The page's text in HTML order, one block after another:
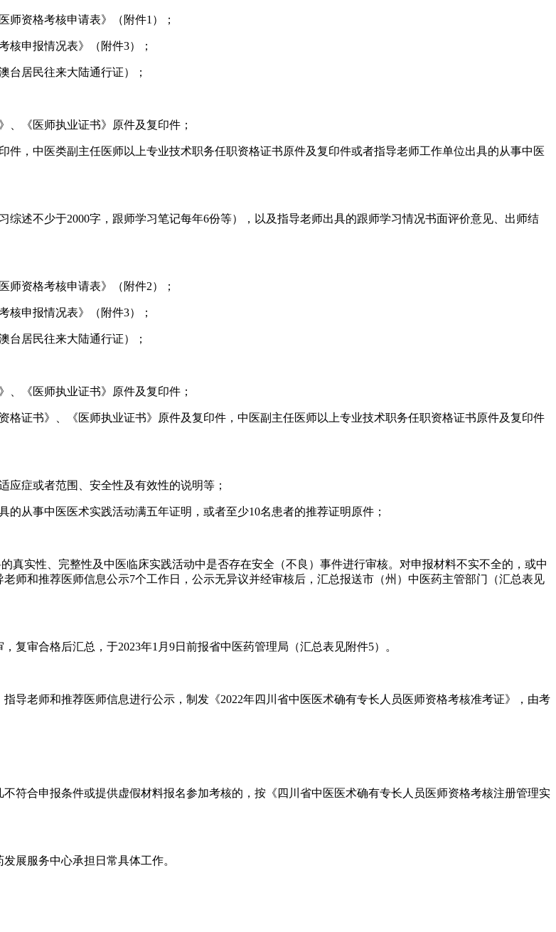
师资格考核申请表》（附件1）；
核申报情况表》（附件3）；
台居民往来大陆通行证）；
、《医师执业证书》原件及复印件；
件，中医类副主任医师以上专业技术职务任职资格证书原件及复印件或者指导老师工作单位出具的从事中医
综述不少于2000字，跟师学习笔记每年6份等），以及指导老师出具的跟师学习情况书面评价意见、出师结
师资格考核申请表》（附件2）；
核申报情况表》（附件3）；
台居民往来大陆通行证）；
、《医师执业证书》原件及复印件；
格证书》、《医师执业证书》原件及复印件，中医副主任医师以上专业技术职务任职资格证书原件及复印件
应症或者范围、安全性及有效性的说明等；
从事中医医术实践活动满五年证明，或者至少10名患者的推荐证明原件；
真实性、完整性及中医临床实践活动中是否存在安全（不良）事件进行审核。对申报材料不实不全的，或中
师和推荐医师信息公示7个工作日，公示无异议并经审核后，汇总报送市（州）中医药主管部门（汇总表见
审合格后汇总，于2023年1月9日前报省中医药管理局（汇总表见附件5）。
导老师和推荐医师信息进行公示，制发《2022年四川省中医医术确有专长人员医师资格考核准考证》，由考
符合申报条件或提供虚假材料报名参加考核的，按《四川省中医医术确有专长人员医师资格考核注册管理实
展服务中心承担日常具体工作。